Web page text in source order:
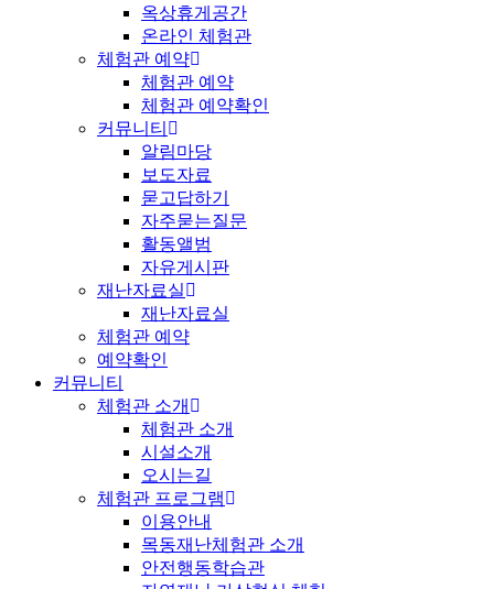
옥상휴게공간
온라인 체험관
체험관 예약
체험관 예약
체험관 예약확인
커뮤니티
알림마당
보도자료
묻고답하기
자주묻는질문
활동앨범
자유게시판
재난자료실
재난자료실
체험관 예약
예약확인
커뮤니티
체험관 소개
체험관 소개
시설소개
오시는길
체험관 프로그램
이용안내
목동재난체험관 소개
안전행동학습관